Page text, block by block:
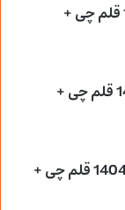
دانلود آزمون 4 مهر 1404 قلم چی +
دانلود آزمون 3 مرداد 1404 قلم چی +
دانلود آزمون 14 شهریور 1404 قلم چی +